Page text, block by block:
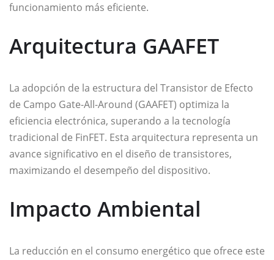
funcionamiento más eficiente.
Arquitectura GAAFET
La adopción de la estructura del Transistor de Efecto
de Campo Gate-All-Around (GAAFET) optimiza la
eficiencia electrónica, superando a la tecnología
tradicional de FinFET. Esta arquitectura representa un
avance significativo en el diseño de transistores,
maximizando el desempeño del dispositivo.
Impacto Ambiental
La reducción en el consumo energético que ofrece este